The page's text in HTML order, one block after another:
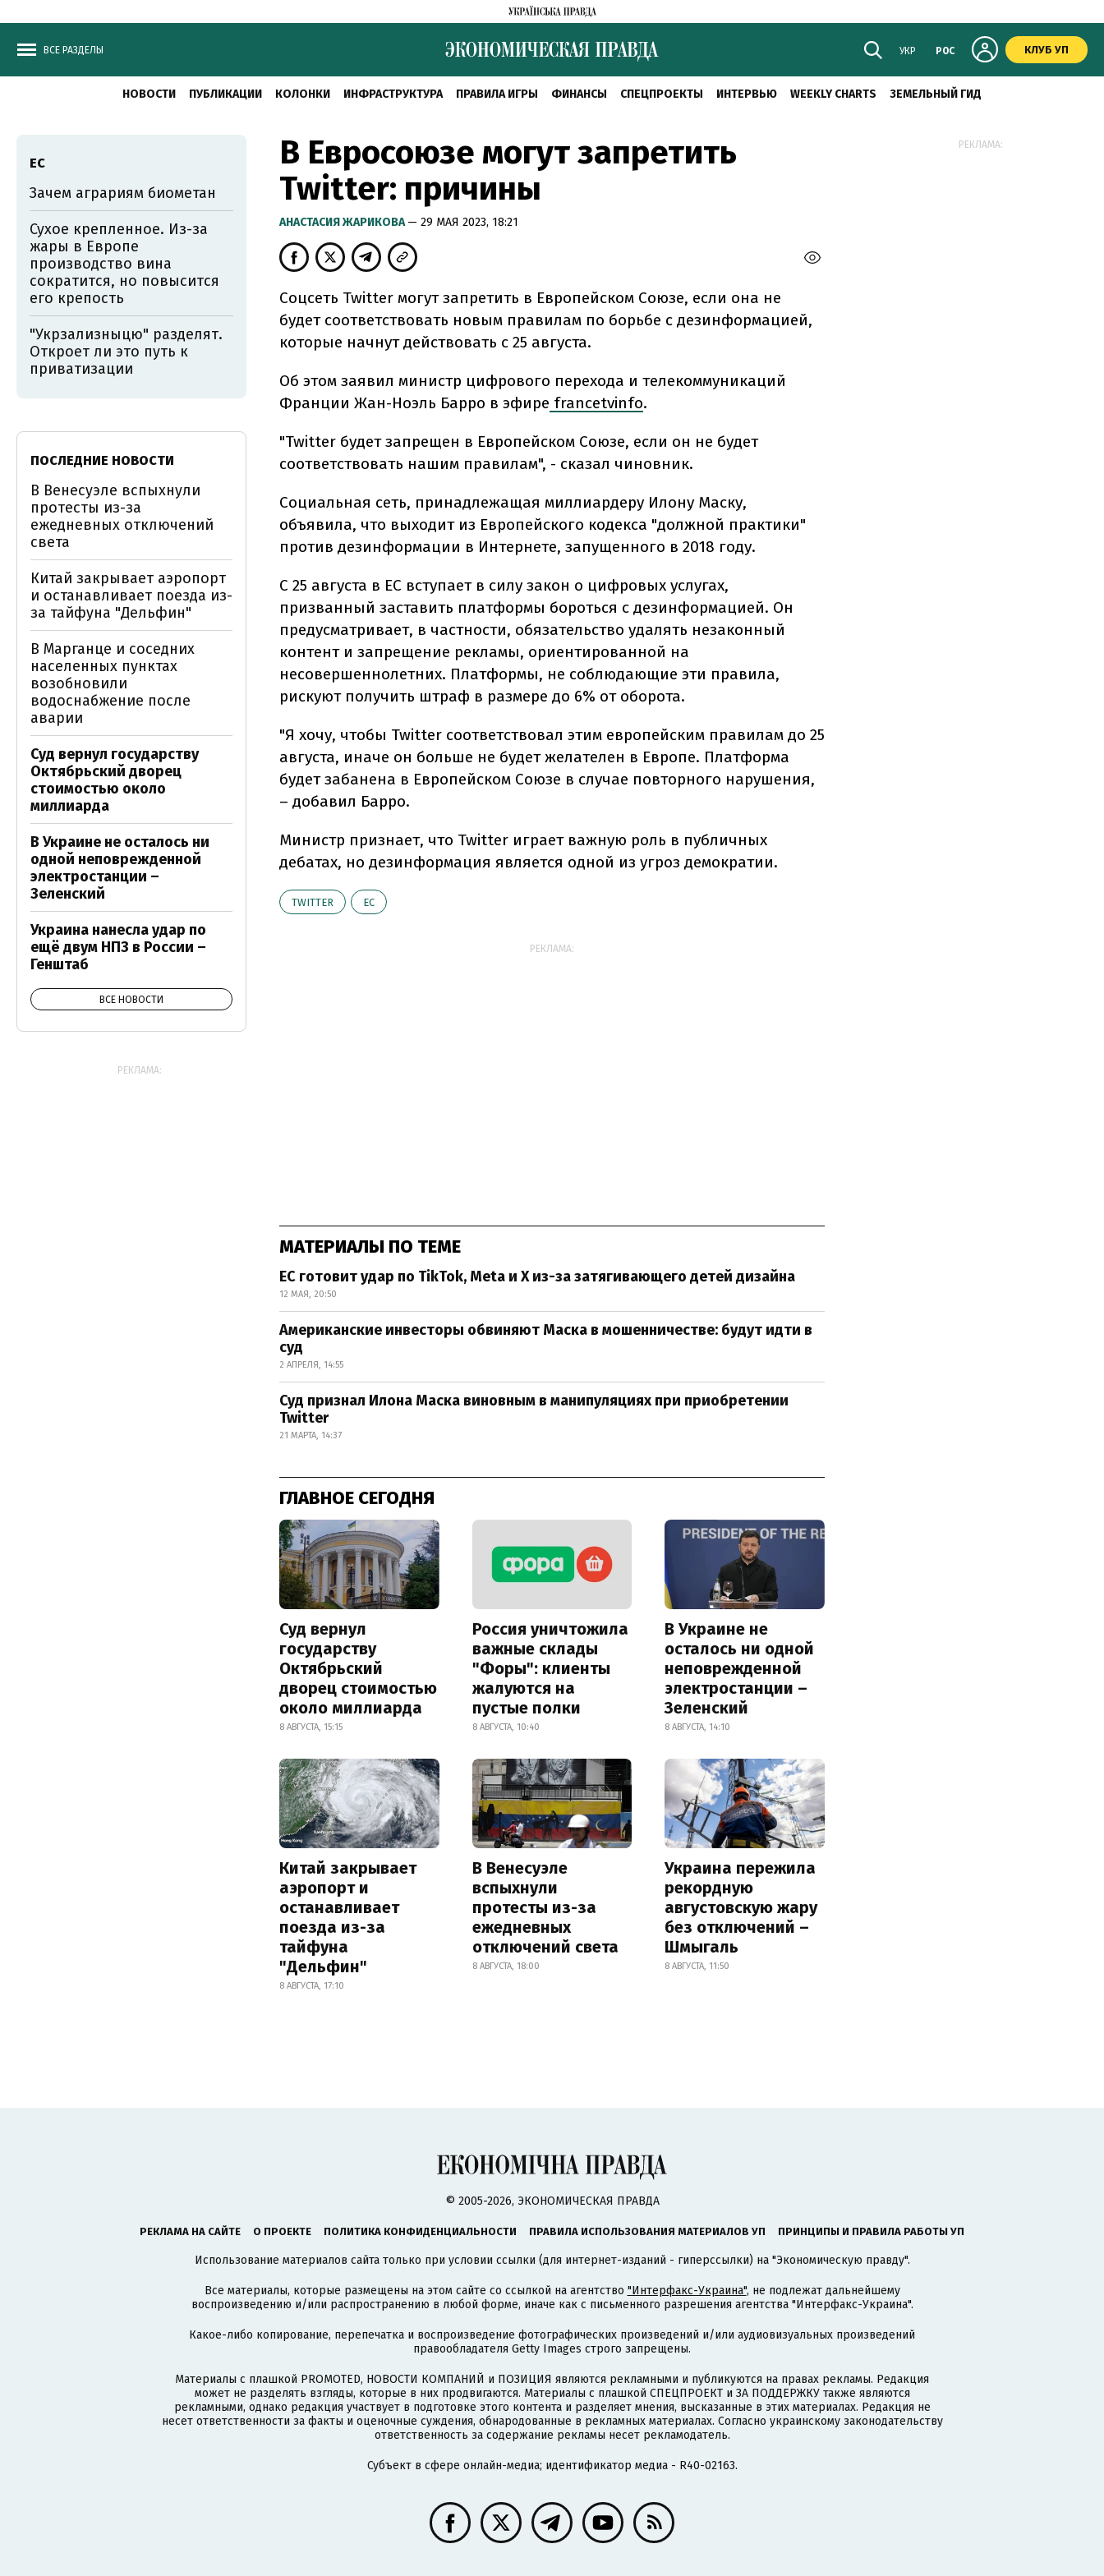
ВСЕ РАЗДЕЛЫ УКР РОС КЛУБ УП
НОВОСТИ ПУБЛИКАЦИИ КОЛОНКИ ИНФРАСТРУКТУРА ПРАВИЛА ИГРЫ ФИНАНСЫ СПЕЦПРОЕКТЫ ИНТЕРВЬЮ WEEKLY CHARTS ЗЕМЕЛЬНЫЙ ГИД
В Евросоюзе могут запретить
Twitter: причины
АНАСТАСИЯ ЖАРИКОВА— 29 МАЯ 2023, 18:21
Соцсеть Twitter могут запретить в Европейском Союзе, если она не
будет соответствовать новым правилам по борьбе с дезинформацией,
которые начнут действовать с 25 августа.
Об этом заявил министр цифрового перехода и телекоммуникаций
Франции Жан-Ноэль Барро в эфире francetvinfo.
"Twitter будет запрещен в Европейском Союзе, если он не будет
соответствовать нашим правилам", - сказал чиновник.
Социальная сеть, принадлежащая миллиардеру Илону Маску,
объявила, что выходит из Европейского кодекса "должной практики"
против дезинформации в Интернете, запущенного в 2018 году.
С 25 августа в ЕС вступает в силу закон о цифровых услугах,
призванный заставить платформы бороться с дезинформацией. Он
предусматривает, в частности, обязательство удалять незаконный
контент и запрещение рекламы, ориентированной на
несовершеннолетних. Платформы, не соблюдающие эти правила,
рискуют получить штраф в размере до 6% от оборота.
"Я хочу, чтобы Twitter соответствовал этим европейским правилам до 25
августа, иначе он больше не будет желателен в Европе. Платформа
будет забанена в Европейском Союзе в случае повторного нарушения,
– добавил Барро.
Министр признает, что Twitter играет важную роль в публичных
дебатах, но дезинформация является одной из угроз демократии.
TWITTER ЕС
РЕКЛАМА:
МАТЕРИАЛЫ ПО ТЕМЕ
ЕС готовит удар по TikTok, Meta и X из-за затягивающего детей дизайна
12 МАЯ, 20:50
Американские инвесторы обвиняют Маска в мошенничестве: будут идти в
суд
2 АПРЕЛЯ, 14:55
Суд признал Илона Маска виновным в манипуляциях при приобретении
Twitter
21 МАРТА, 14:37
ГЛАВНОЕ СЕГОДНЯ
Суд вернул
государству
Октябрьский
дворец стоимостью
около миллиарда
8 АВГУСТА, 15:15
Россия уничтожила
важные склады
"Форы": клиенты
жалуются на
пустые полки
8 АВГУСТА, 10:40
В Украине не
осталось ни одной
неповрежденной
электростанции –
Зеленский
8 АВГУСТА, 14:10
Китай закрывает
аэропорт и
останавливает
поезда из-за
тайфуна
"Дельфин"
8 АВГУСТА, 17:10
В Венесуэле
вспыхнули
протесты из-за
ежедневных
отключений света
8 АВГУСТА, 18:00
Украина пережила
рекордную
августовскую жару
без отключений –
Шмыгаль
8 АВГУСТА, 11:50
ЕС
Зачем аграриям биометан
Сухое крепленное. Из-за
жары в Европе
производство вина
сократится, но повысится
его крепость
"Укрзализныцю" разделят.
Откроет ли это путь к
приватизации
ПОСЛЕДНИЕ НОВОСТИ
В Венесуэле вспыхнули
протесты из-за
ежедневных отключений
света
Китай закрывает аэропорт
и останавливает поезда из-
за тайфуна "Дельфин"
В Марганце и соседних
населенных пунктах
возобновили
водоснабжение после
аварии
Суд вернул государству
Октябрьский дворец
стоимостью около
миллиарда
В Украине не осталось ни
одной неповрежденной
электростанции –
Зеленский
Украина нанесла удар по
ещё двум НПЗ в России –
Генштаб
ВСЕ НОВОСТИ
РЕКЛАМА:
РЕКЛАМА:
© 2005-2026, ЭКОНОМИЧЕСКАЯ ПРАВДА
РЕКЛАМА НА САЙТЕ О ПРОЕКТЕ ПОЛИТИКА КОНФИДЕНЦИАЛЬНОСТИ ПРАВИЛА ИСПОЛЬЗОВАНИЯ МАТЕРИАЛОВ УП ПРИНЦИПЫ И ПРАВИЛА РАБОТЫ УП
Использование материалов сайта только при условии ссылки (для интернет-изданий - гиперссылки) на "Экономическую правду".
Все материалы, которые размещены на этом сайте со ссылкой на агентство "Интерфакс-Украина", не подлежат дальнейшему
воспроизведению и/или распространению в любой форме, иначе как с письменного разрешения агентства "Интерфакс-Украина".
Какое-либо копирование, перепечатка и воспроизведение фотографических произведений и/или аудиовизуальных произведений
правообладателя Getty Images строго запрещены.
Материалы с плашкой PROMOTED, НОВОСТИ КОМПАНИЙ и ПОЗИЦИЯ являются рекламными и публикуются на правах рекламы. Редакция
может не разделять взгляды, которые в них продвигаются. Материалы с плашкой СПЕЦПРОЕКТ и ЗА ПОДДЕРЖКУ также являются
рекламными, однако редакция участвует в подготовке этого контента и разделяет мнения, высказанные в этих материалах. Редакция не
несет ответственности за факты и оценочные суждения, обнародованные в рекламных материалах. Согласно украинскому законодательству
ответственность за содержание рекламы несет рекламодатель.
Субъект в сфере онлайн-медиа; идентификатор медиа - R40-02163.